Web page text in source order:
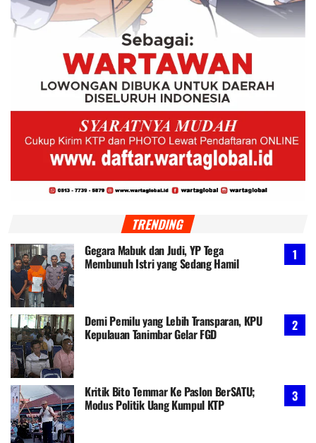
TRENDING
Gegara Mabuk dan Judi, YP Tega
Membunuh Istri yang Sedang Hamil
Demi Pemilu yang Lebih Transparan, KPU
Kepulauan Tanimbar Gelar FGD
Kritik Bito Temmar Ke Paslon BerSATU;
Modus Politik Uang Kumpul KTP